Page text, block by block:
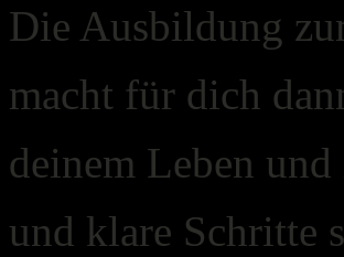
Die Ausbildung
macht für dich
deinem Leben
und klare Schritte